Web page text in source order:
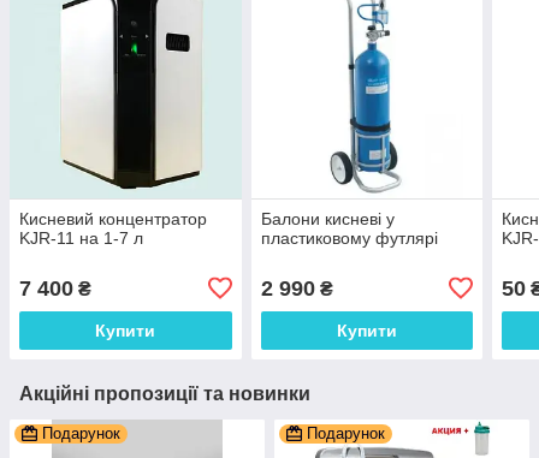
Кисневий концентратор
KJR-11 на 1-7 л
7 400 ₴
Купити
Балони кисневі у
пластиковому футлярі
2 990₴
Купити
50
Акційні пропозиції та новинки
Подарунок Подарунок